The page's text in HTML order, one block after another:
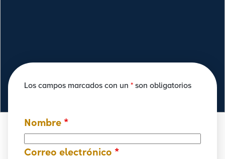
Los campos marcados con un *son obligatorios
Nombre *
Correo electrónico *